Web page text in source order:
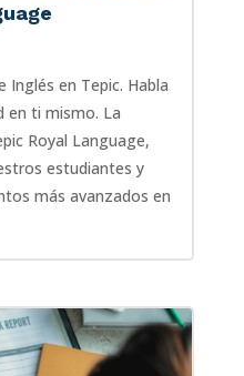
Inglés en Tepic. Habla
en ti mismo. La
Royal Language,
estudiantes y
más avanzados en